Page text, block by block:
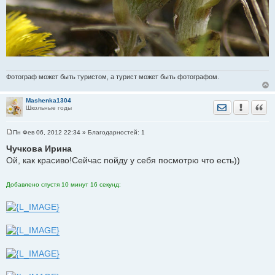
Фотограф может быть туристом, а турист может быть фотографом.
Mashenka1304
Школьные годы
Отправить
о
б
н
Пн Фев 06, 2012 22:34 » Благодарностей: 1
Чучкова Ирина
Ой, как красиво!Сейчас пойду у себя посмотрю что есть))
Добавлено спустя 10 минут 16 секунд: